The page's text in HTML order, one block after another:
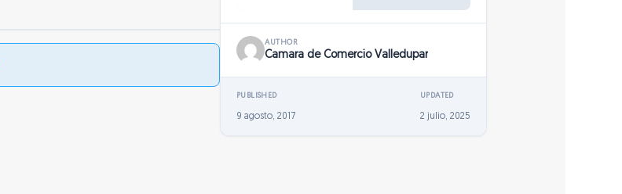
AUTHOR
Camara de Comercio Valledupar
PUBLISHED
9 agosto, 2017
UPDATED
2 julio, 2025